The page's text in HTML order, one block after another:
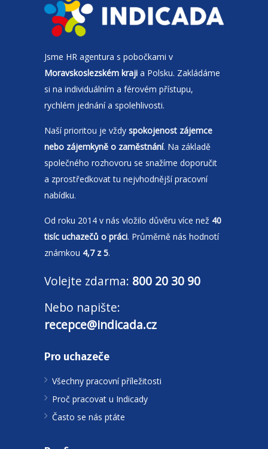
Jsme HR agentura s pobočkami v
Moravskoslezském kraji a Polsku. Zakládáme
si na individuálním a férovém přístupu,
rychlém jednání a spolehlivosti.
Naší prioritou je vždy spokojenost zájemce
nebo zájemkyně o zaměstnání. Na základě
společného rozhovoru se snažíme doporučit
a zprostředkovat tu nejvhodnější pracovní
nabídku.
Od roku 2014 v nás vložilo důvěru více než 40
tisíc uchazečů o práci. Průměrně nás hodnotí
známkou 4,7 z 5.
Volejte zdarma: 800 20 30 90
Nebo napište:
recepce@indicada.cz
Pro uchazeče
Všechny pracovní příležitosti
Proč pracovat u Indicady
Často se nás ptáte